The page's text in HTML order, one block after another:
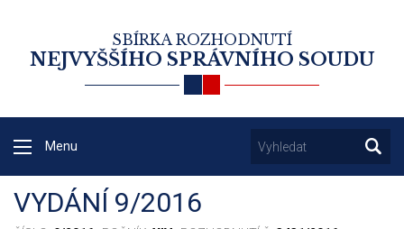
SBÍRKA ROZHODNUTÍ
NEJVYŠŠÍHO SPRÁVNÍHO SOUDU
Menu
VYDÁNÍ 9/2016